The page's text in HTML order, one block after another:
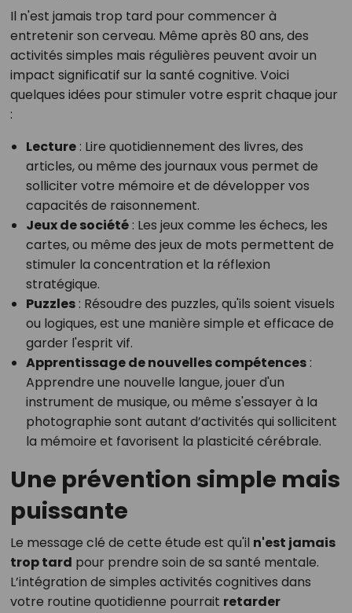
Il n'est jamais trop tard pour commencer à
entretenir son cerveau. Même après 80 ans, des
activités simples mais régulières peuvent avoir un
impact significatif sur la santé cognitive. Voici
quelques idées pour stimuler votre esprit chaque jour
:
Lecture: Lire quotidiennement des livres, des
articles, ou même des journaux vous permet de
solliciter votre mémoire et de développer vos
capacités de raisonnement.
Jeux de société: Les jeux comme les échecs, les
cartes, ou même des jeux de mots permettent de
stimuler la concentration et la réflexion
stratégique.
Puzzles: Résoudre des puzzles, qu'ils soient visuels
ou logiques, est une manière simple et efficace de
garder l'esprit vif.
Apprentissage de nouvelles compétences:
Apprendre une nouvelle langue, jouer d'un
instrument de musique, ou même s'essayer à la
photographie sont autant d’activités qui sollicitent
la mémoire et favorisent la plasticité cérébrale.
Une prévention simple mais
puissante
Le message clé de cette étude est qu'il n'est jamais
trop tard pour prendre soin de sa santé mentale.
L’intégration de simples activités cognitives dans
votre routine quotidienne pourrait retarder